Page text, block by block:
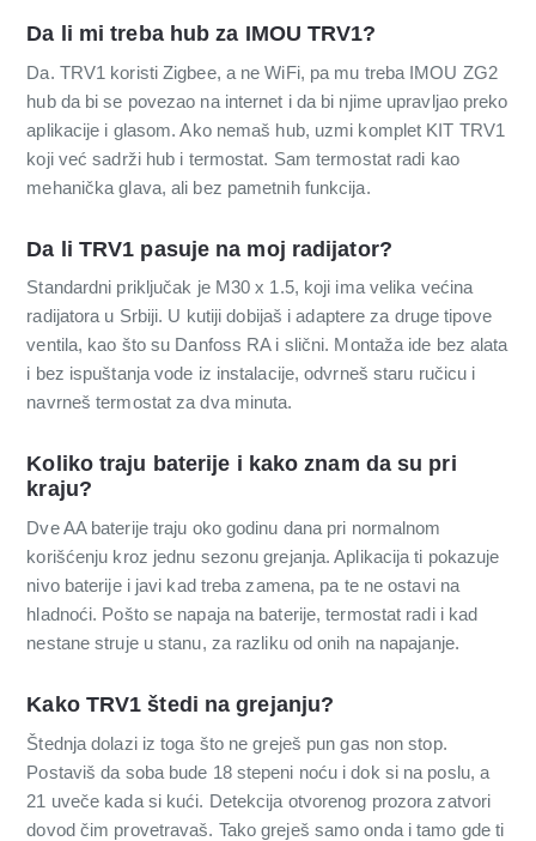
Da li mi treba hub za IMOU TRV1?
Da. TRV1 koristi Zigbee, a ne WiFi, pa mu treba IMOU ZG2
hub da bi se povezao na internet i da bi njime upravljao preko
aplikacije i glasom. Ako nemaš hub, uzmi komplet KIT TRV1
koji već sadrži hub i termostat. Sam termostat radi kao
mehanička glava, ali bez pametnih funkcija.
Da li TRV1 pasuje na moj radijator?
Standardni priključak je M30 x 1.5, koji ima velika većina
radijatora u Srbiji. U kutiji dobijaš i adaptere za druge tipove
ventila, kao što su Danfoss RA i slični. Montaža ide bez alata
i bez ispuštanja vode iz instalacije, odvrneš staru ručicu i
navrneš termostat za dva minuta.
Koliko traju baterije i kako znam da su pri
kraju?
Dve AA baterije traju oko godinu dana pri normalnom
korišćenju kroz jednu sezonu grejanja. Aplikacija ti pokazuje
nivo baterije i javi kad treba zamena, pa te ne ostavi na
hladnoći. Pošto se napaja na baterije, termostat radi i kad
nestane struje u stanu, za razliku od onih na napajanje.
Kako TRV1 štedi na grejanju?
Štednja dolazi iz toga što ne grejеš pun gas non stop.
Postaviš da soba bude 18 stepeni noću i dok si na poslu, a
21 uveče kada si kući. Detekcija otvorenog prozora zatvori
dovod čim provetravaš. Tako grejеš samo onda i tamo gde ti